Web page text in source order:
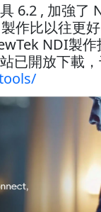
6.2 , 加強了
作比以往更
NDI製
已開放下載